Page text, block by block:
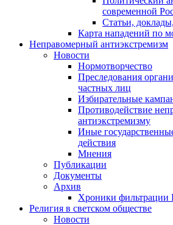
современной
Статьи,
Карта нападений по
Неправомерный антиэкстремизм
Новости
Нормотворчество
Преследования
частных лиц
Избирательные
Противодействие
антиэкстремизму
Иные
действия
Мнения
Публикации
Документы
Архив
Хроники фильтрации
Религия в светском обществе
Новости